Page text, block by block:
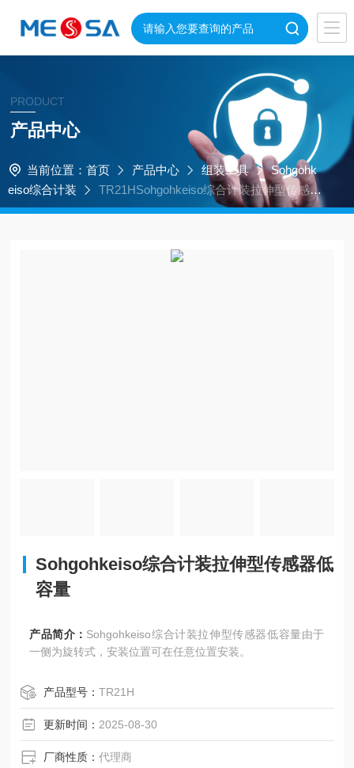
PRODUCT
产品中心
当前位置： 首页 产品中心 组装工具
Sohgohk
eiso综合计装
TR21HSohgohkeiso综合计装拉伸型传感器
低容量
Sohgohkeiso综合计装拉伸型传感器低
容量
产品简介： Sohgohkeiso综合计装拉伸型传感器低容量由于
一侧为旋转式，安装位置可在任意位置安装。
产品型号：TR21H
更新时间： 2025-08-30
厂商性质：代理商